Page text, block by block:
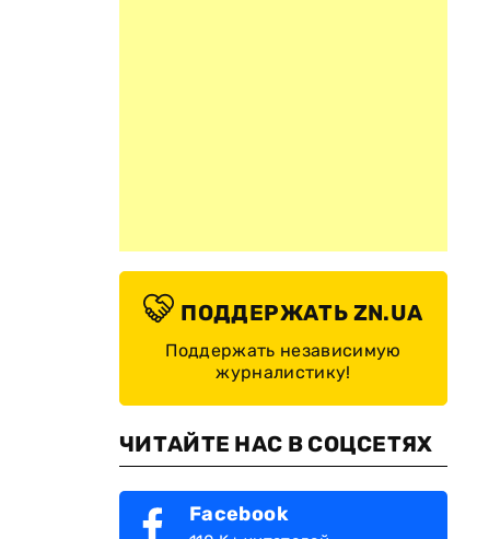
ПОДДЕРЖАТЬ ZN.UA
Поддержать независимую
журналистику!
ЧИТАЙТЕ НАС В СОЦСЕТЯХ
Facebook